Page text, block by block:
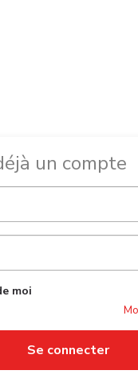
un compte
moi